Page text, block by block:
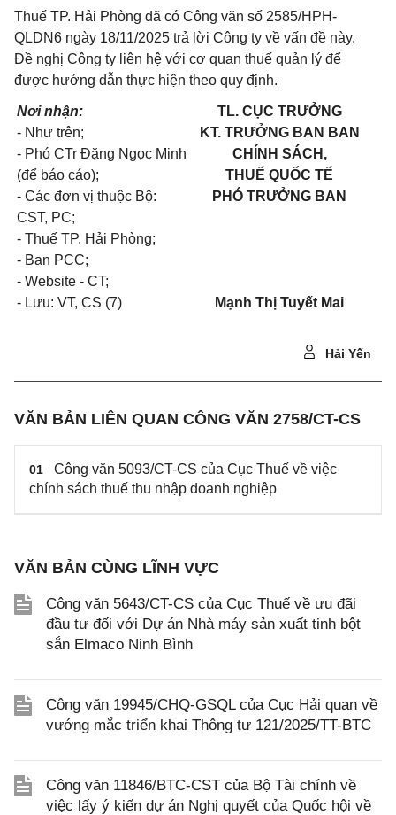
Thuế TP. Hải Phòng đã có Công văn số 2585/HPH-
QLDN6 ngày 18/11/2025 trả lời Công ty về vấn đề này.
Đề nghị Công ty liên hệ với cơ quan thuế quản lý để
được hướng dẫn thực hiện theo quy định.
Nơi nhận:
- Như trên;
- Phó CTr Đặng Ngọc Minh
(để báo cáo);
- Các đơn vị thuộc Bộ:
CST, PC;
- Thuế TP. Hải Phòng;
- Ban PCC;
- Website - CT;
- Lưu: VT, CS (7)
TL. CỤC TRƯỞNG
KT. TRƯỞNG BAN BAN
CHÍNH SÁCH,
THUẾ QUỐC TẾ
PHÓ TRƯỞNG BAN
Mạnh Thị Tuyết Mai
Hải Yến
VĂN BẢN LIÊN QUAN CÔNG VĂN 2758/CT-CS
01
Công văn 5093/CT-CS của Cục Thuế về việc
chính sách thuế thu nhập doanh nghiệp
VĂN BẢN CÙNG LĨNH VỰC
Công văn 5643/CT-CS của Cục Thuế về ưu đãi
đầu tư đối với Dự án Nhà máy sản xuất tinh bột
sắn Elmaco Ninh Bình
Công văn 19945/CHQ-GSQL của Cục Hải quan về
vướng mắc triển khai Thông tư 121/2025/TT-BTC
Công văn 11846/BTC-CST của Bộ Tài chính về
việc lấy ý kiến dự án Nghị quyết của Quốc hội về